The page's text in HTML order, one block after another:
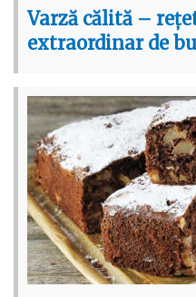
Varză călită –
extraordinar de